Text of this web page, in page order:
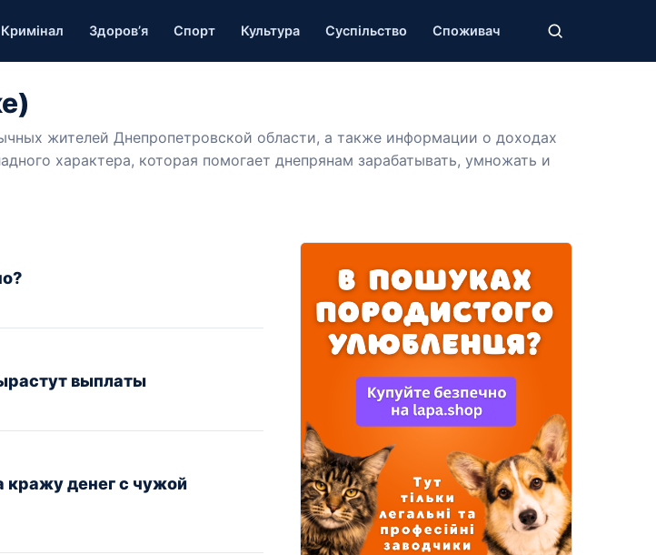
Кримінал Здоров’я Спорт Культура Суспільство Споживач
жителей Днепропетровской области, а также информации о доходах
характера, которая помогает днепрянам зарабатывать, умножать и
выплаты
денег с чужой